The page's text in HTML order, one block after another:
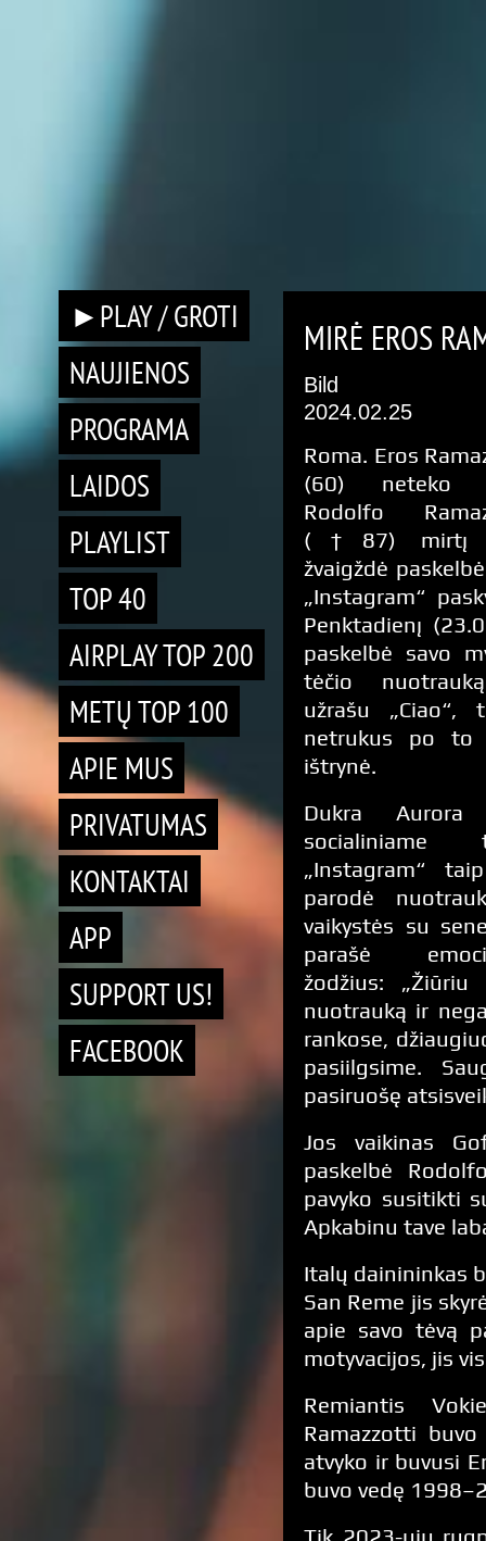
►PLAY / GROTI
NAUJIENOS
PROGRAMA
LAIDOS
PLAYLIST
TOP 40
AIRPLAY TOP 200
METŲ TOP 100
APIE MUS
PRIVATUMAS
KONTAKTAI
APP
SUPPORT US!
FACEBOOK
MIRĖ EROS
Bild
2024.02.25
Roma. Eros
(60) neteko
Rodolfo
(†87) mirtį
žvaigždė
„Instagram“
Penktadienį
paskelbė savo
tėčio
užrašu „Ciao“,
netrukus po to
ištrynė.
Dukra Aurora
socialiniame
„Instagram“
parodė
vaikystės su
parašė
žodžius:
nuotrauką ir
rankose,
pasiilgsime.
pasiruošę
Jos vaikinas
paskelbė
pavyko susitikti
Apkabinu tave
Italų dainininkas
San Reme jis
apie savo tėvą
motyvacijos, jis
Remiantis
Ramazzotti
atvyko ir buvusi
buvo vedę